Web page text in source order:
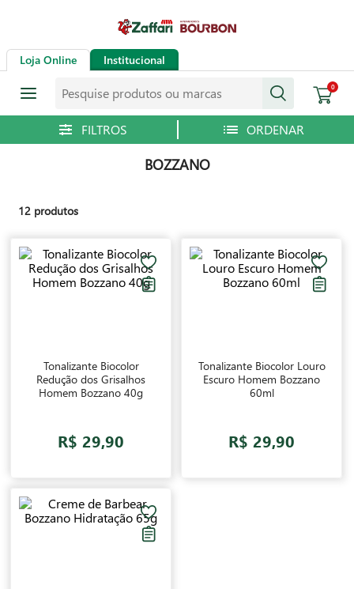
Loja Online Institucional
0
BOZZANO
12 produtos
Tonalizante Biocolor
Redução dos Grisalhos
Homem Bozzano 40g
R$ 29,90
Tonalizante Biocolor Louro
Escuro Homem Bozzano
60ml
R$ 29,90